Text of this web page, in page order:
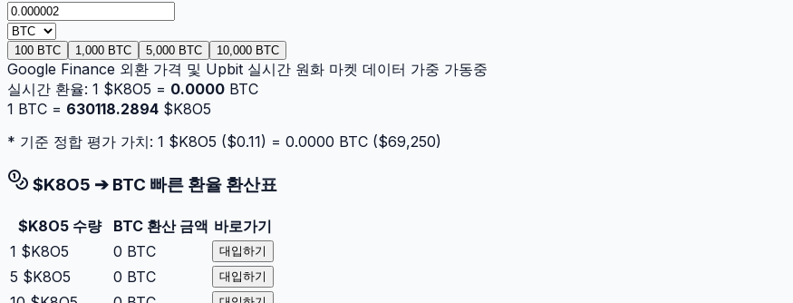
100 BTC 1,000 BTC 5,000 BTC 10,000 BTC
Google Finance 외환 가격 및 Upbit 실시간 원화 마켓 데이터 가중 가동중
실시간 환율: 1 $K8O5 = 0.0000 BTC
1 BTC = 630118.2894 $K8O5
* 기준 정합 평가 가치: 1 $K8O5 ($0.11) = 0.0000 BTC ($69,250)
$K8O5 ➔ BTC 빠른 환율 환산표
$K8O5 수량 BTC 환산 금액 바로가기
1 $K8O5 0 BTC 대입하기
5 $K8O5 0 BTC 대입하기